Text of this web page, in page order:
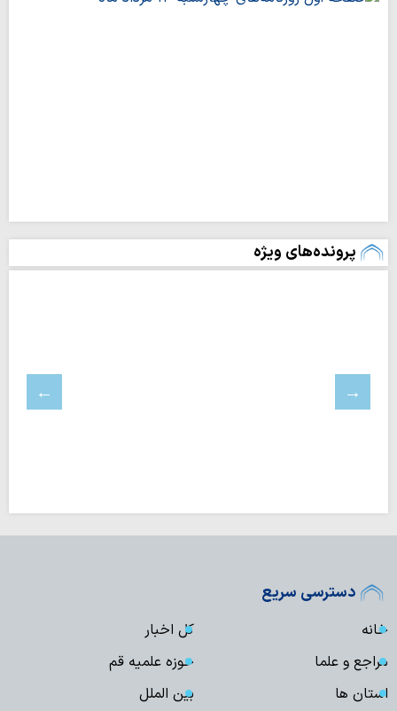
پرونده‌های ویژه
دسترسی سریع
خانه
کل اخبار
مراجع و علما
حوزه علمیه قم
استان ها
بین الملل